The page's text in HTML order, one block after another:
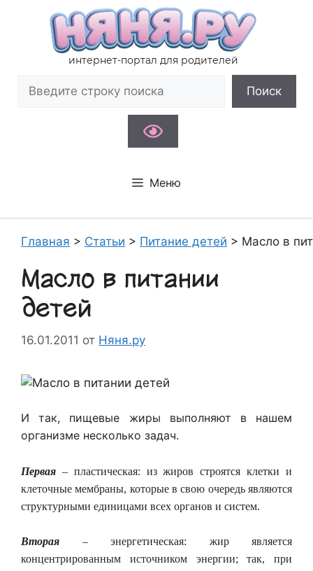
содержимому
интернет-портал для родителей
Поиск
Меню
Главная > Статьи > Питание детей > Масло в
Масло в питании
детей
16.01.2011 от Няня.ру
И так, пищевые жиры выполняют в нашем
организме несколько задач.
Первая – пластическая: из жиров строятся клетки и
клеточные мембраны, которые в свою очередь являются
структурными единицами всех органов и систем.
Вторая – энергетическая: жир является
концентрированным источником энергии; так, при